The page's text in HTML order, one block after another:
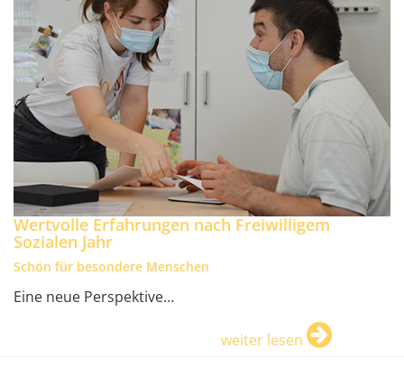
Wertvolle Erfahrungen nach Freiwilligem
Sozialen Jahr
Schön für besondere Menschen
Eine neue Perspektive…
weiter lesen